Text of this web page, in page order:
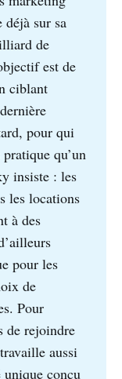
déjà sur sa
de
est de
ciblant
pour qui
qu’un
insiste : les
les locations
à des
pour les
de
Pour
de rejoindre
aussi
conçu